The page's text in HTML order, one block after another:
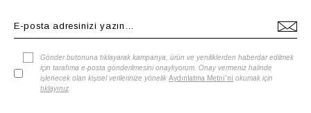
Gönder butonuna tıklayarak kampanya, ürün ve yeniliklerden haberdar edilmek
için tarafıma e-posta gönderilmesini onaylıyorum. Onay vermeniz halinde
işlenecek olan kişisel verilerinize yönelik Aydınlatma Metni'ni okumak için
tıklayınız